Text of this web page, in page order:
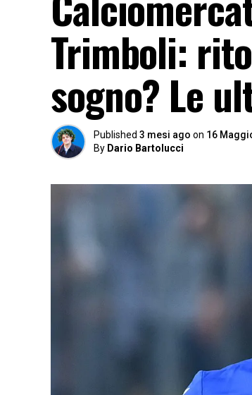
Trimboli:
sogno? Le
Published 3 mesi ago on 16
By Dario Bartolucci